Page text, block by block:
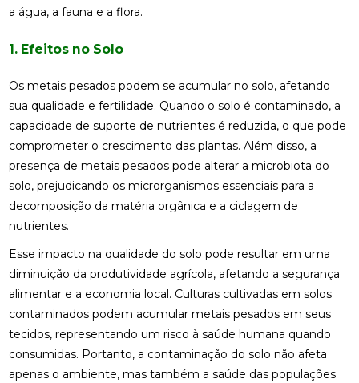
a água, a fauna e a flora.
1. Efeitos no Solo
Os metais pesados podem se acumular no solo, afetando
sua qualidade e fertilidade. Quando o solo é contaminado, a
capacidade de suporte de nutrientes é reduzida, o que pode
comprometer o crescimento das plantas. Além disso, a
presença de metais pesados pode alterar a microbiota do
solo, prejudicando os microrganismos essenciais para a
decomposição da matéria orgânica e a ciclagem de
nutrientes.
Esse impacto na qualidade do solo pode resultar em uma
diminuição da produtividade agrícola, afetando a segurança
alimentar e a economia local. Culturas cultivadas em solos
contaminados podem acumular metais pesados em seus
tecidos, representando um risco à saúde humana quando
consumidas. Portanto, a contaminação do solo não afeta
apenas o ambiente, mas também a saúde das populações